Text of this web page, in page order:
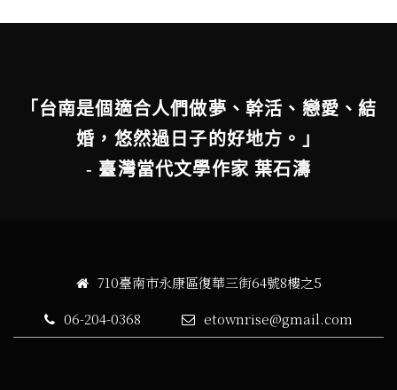
「台南是個適合人們做夢、幹活、戀愛、結
婚，悠然過日子的好地方。」
- 臺灣當代文學作家 葉石濤
710臺南市永康區復華三街64號8樓之5
06-204-0368
etownrise@gmail.com